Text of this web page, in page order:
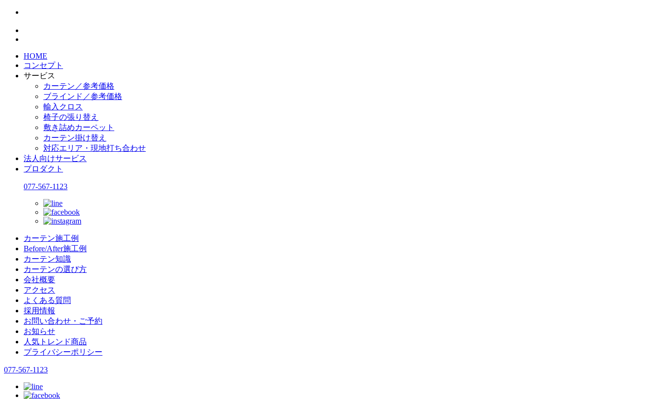
HOME
コンセプト
サービス
カーテン／参考価格
ブラインド／参考価格
輸入クロス
椅子の張り替え
敷き詰めカーペット
カーテン掛け替え
対応エリア・現地打ち合わせ
法人向けサービス
プロダクト
077-567-1123
カーテン施工例
Before/After施工例
カーテン知識
カーテンの選び方
会社概要
アクセス
よくある質問
採用情報
お問い合わせ・ご予約
お知らせ
人気トレンド商品
プライバシーポリシー
077-567-1123